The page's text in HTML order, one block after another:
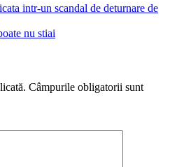
intr-un scandal de deturnare de
nu stiai
Câmpurile obligatorii sunt